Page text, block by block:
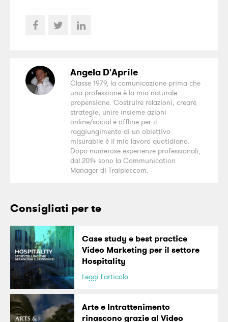
Angela D'Aprile
Classe 1979, la comunicazione prima che
una professione è la mia naturale
propensione. Costruire relazioni, creare
strategie, unire insieme azioni
online/social e offline per il
raggiungimento di un obiettivo
misurabile è il mio lavoro quotidiano.
Dopo numerose esperienze professionali,
dal 2014 sono la Communication
Manager di Traipler.com.
Consigliati per te
Case study e best practice
Video Marketing per il settore
Hospitality
Leggi l'articolo
Arte e Intrattenimento
rinascono grazie al Video